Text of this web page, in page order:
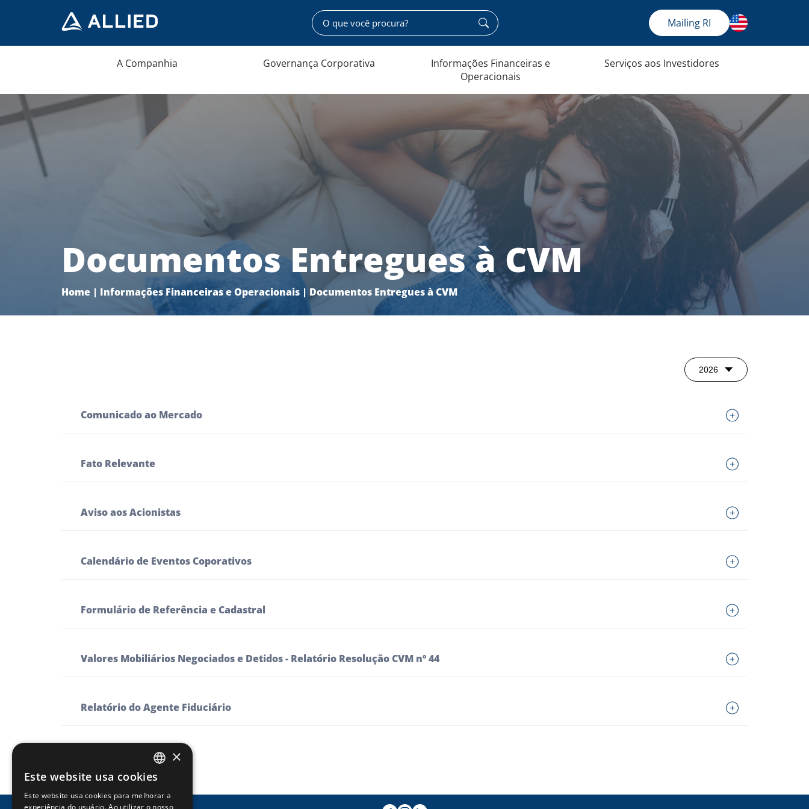
Mailing RI
A Companhia Governança Corporativa
Informações Financeiras e
Operacionais
Serviços aos Investidores
Documentos Entregues à CVM
Home | Informações Financeiras e Operacionais |Documentos Entregues à CVM
Comunicado ao Mercado
Fato Relevante
Aviso aos Acionistas
Calendário de Eventos Coporativos
Formulário de Referência e Cadastral
Valores Mobiliários Negociados e Detidos - Relatório Resolução CVM nº 44
Relatório do Agente Fiduciário
PORTUGUESE
ENGLISH
×
Este website usa cookies
Este website usa cookies para melhorar a
experiência do usuário. Ao utilizar o nosso